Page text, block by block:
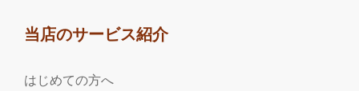
当店のサービス紹介
はじめての方へ